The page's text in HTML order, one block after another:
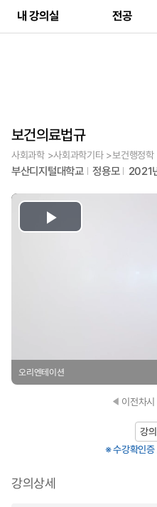
내 강의실 전공
보건의료법규
사회과학 >사회과학기타 >보건행정학
부산디지털대학교 정용모 2021
Play
오리엔테이션
이전차시
강
※ 수강확인증
강의상세